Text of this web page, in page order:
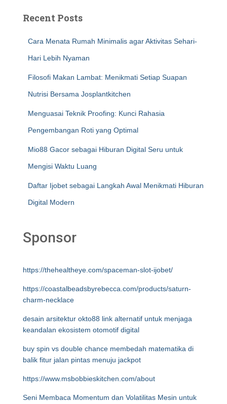
Recent Posts
Cara Menata Rumah Minimalis agar Aktivitas Sehari-
Hari Lebih Nyaman
Filosofi Makan Lambat: Menikmati Setiap Suapan
Nutrisi Bersama Josplantkitchen
Menguasai Teknik Proofing: Kunci Rahasia
Pengembangan Roti yang Optimal
Mio88 Gacor sebagai Hiburan Digital Seru untuk
Mengisi Waktu Luang
Daftar Ijobet sebagai Langkah Awal Menikmati Hiburan
Digital Modern
Sponsor
https://thehealtheye.com/spaceman-slot-ijobet/
https://coastalbeadsbyrebecca.com/products/saturn-
charm-necklace
desain arsitektur okto88 link alternatif untuk menjaga
keandalan ekosistem otomotif digital
buy spin vs double chance membedah matematika di
balik fitur jalan pintas menuju jackpot
https://www.msbobbieskitchen.com/about
Seni Membaca Momentum dan Volatilitas Mesin untuk